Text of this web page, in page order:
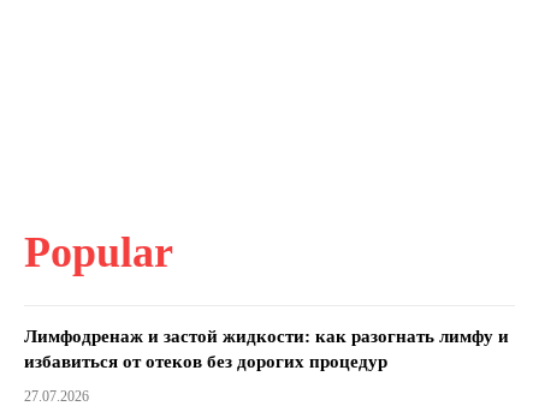
Popular
Лимфодренаж и застой жидкости: как разогнать лимфу и
избавиться от отеков без дорогих процедур
27.07.2026